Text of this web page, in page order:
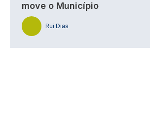
move o Município
Rui Dias